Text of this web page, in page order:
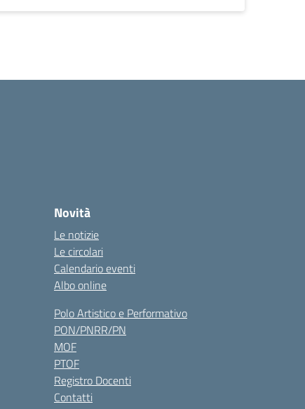
Novità
Le notizie
Le circolari
Calendario eventi
Albo online
Polo Artistico e Performativo
PON/PNRR/PN
MOF
PTOF
Registro Docenti
Contatti